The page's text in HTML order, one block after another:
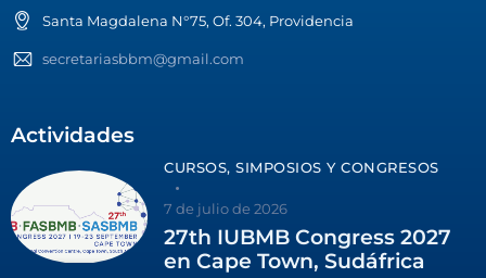
Santa Magdalena N°75, Of. 304, Providencia
secretariasbbm@gmail.com
Actividades
CURSOS, SIMPOSIOS Y CONGRESOS
7 de julio de 2026
27th IUBMB Congress 2027
en Cape Town, Sudáfrica